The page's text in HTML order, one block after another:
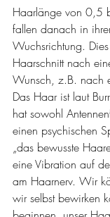
Haarlänge von 0,5
fallen danach in
Wuchsrichtung.
Haarschnitt nach
Wunsch, z.B. nach
Das Haar ist laut
hat sowohl
einen psychischen
„das bewusste
eine Vibration auf
am Haarnerv. Wir
wir selbst bewirken